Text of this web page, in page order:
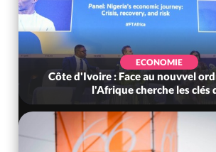
ECONOMIE
Côte d'Ivoire : Face au nouvvel
l'Afrique cherche les clés